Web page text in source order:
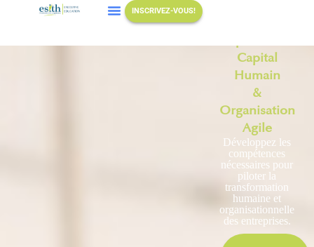
INSCRIVEZ-VOUS!
Capital
Humain
&
Organisation
Agile
Développez les
compétences
nécessaires pour
piloter la
transformation
humaine et
organisationnelle
des entreprises.